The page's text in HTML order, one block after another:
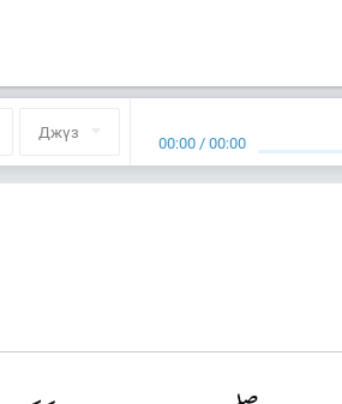
Джүз 00:00 /00:00